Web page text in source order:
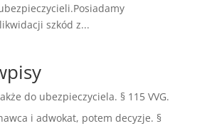
szkód z...
do ubezpieczyciela. § 115 VVG.
i adwokat, potem decyzje. §